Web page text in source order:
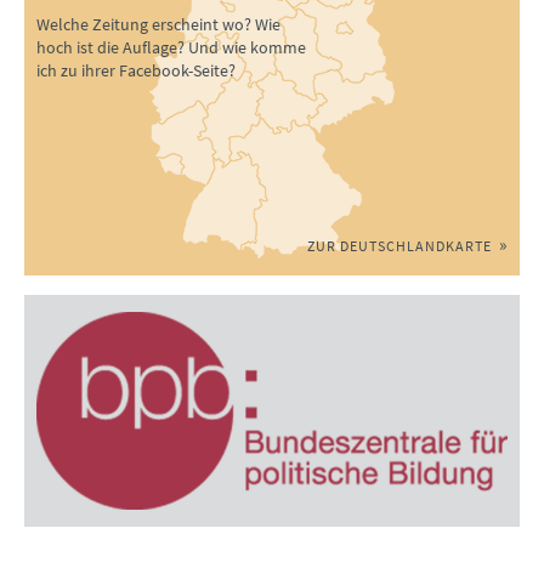
Welche Zeitung erscheint wo? Wie
hoch ist die Auflage? Und wie komme
ich zu ihrer Facebook-Seite?
ZUR DEUTSCHLANDKARTE